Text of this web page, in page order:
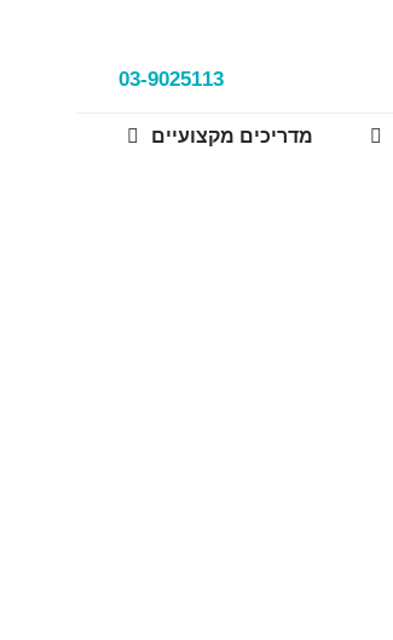
03-9025113
מדריכים מקצועיים